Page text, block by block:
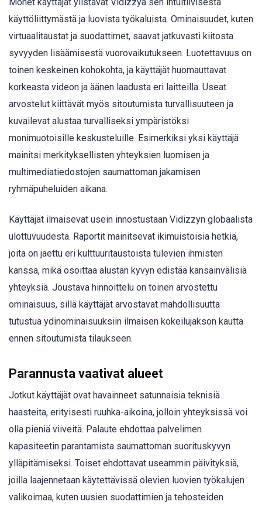
käyttöliittymästä ja luovista työkaluista. Ominaisuudet, kuten
virtuaalitaustat ja suodattimet, saavat jatkuvasti kiitosta
syvyyden lisäämisestä vuorovaikutukseen. Luotettavuus on
toinen keskeinen kohokohta, ja käyttäjät huomauttavat
korkeasta videon ja äänen laadusta eri laitteilla. Useat
arvostelut kiittävät myös sitoutumista turvallisuuteen ja
kuvailevat alustaa turvalliseksi ympäristöksi
monimuotoisille keskusteluille. Esimerkiksi yksi käyttäjä
mainitsi merkityksellisten yhteyksien luomisen ja
multimediatiedostojen saumattoman jakamisen
ryhmäpuheluiden aikana.
Käyttäjät ilmaisevat usein innostustaan Vidizzyn globaalista
ulottuvuudesta. Raportit mainitsevat ikimuistoisia hetkiä,
joita on jaettu eri kulttuuritaustoista tulevien ihmisten
kanssa, mikä osoittaa alustan kyvyn edistää kansainvälisiä
yhteyksiä. Joustava hinnoittelu on toinen arvostettu
ominaisuus, sillä käyttäjät arvostavat mahdollisuutta
tutustua ydinominaisuuksiin ilmaisen kokeilujakson kautta
ennen sitoutumista tilaukseen.
Parannusta vaativat alueet
Jotkut käyttäjät ovat havainneet satunnaisia teknisiä
haasteita, erityisesti ruuhka-aikoina, jolloin yhteyksissä voi
olla pieniä viiveitä. Palaute ehdottaa palvelimen
kapasiteetin parantamista saumattoman suorituskyvyn
ylläpitämiseksi. Toiset ehdottavat useammin päivityksiä,
joilla laajennetaan käytettävissä olevien luovien työkalujen
valikoimaa, kuten uusien suodattimien ja tehosteiden